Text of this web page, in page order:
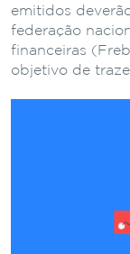
emitidos
federação
financeiras
objetivo de